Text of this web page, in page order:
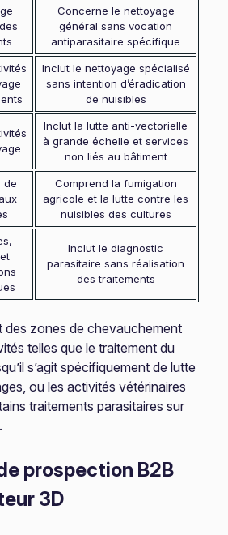
Concerne le nettoyage
général sans vocation
antiparasitaire spécifique
Inclut le nettoyage spécialisé
sans intention d’éradication
de nuisibles
Inclut la lutte anti-vectorielle
à grande échelle et services
non liés au bâtiment
de
Comprend la fumigation
agricole et la lutte contre les
nuisibles des cultures
Inclut le diagnostic
parasitaire sans réalisation
des traitements
des zones de chevauchement
telles que le traitement du
s’agit spécifiquement de lutte
ou les activités vétérinaires
traitements parasitaires sur
prospection B2B
3D